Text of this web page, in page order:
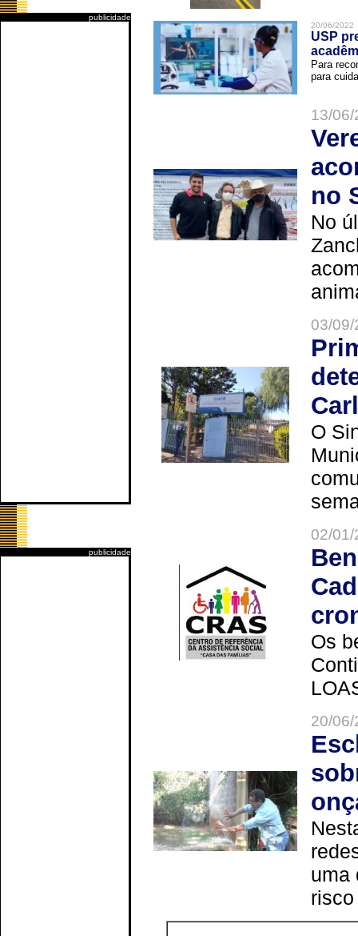
publicidade
publicidade
20/06/2022
USP
Para
para
13/
no
No
03/
O
02/
Os
20/
uma